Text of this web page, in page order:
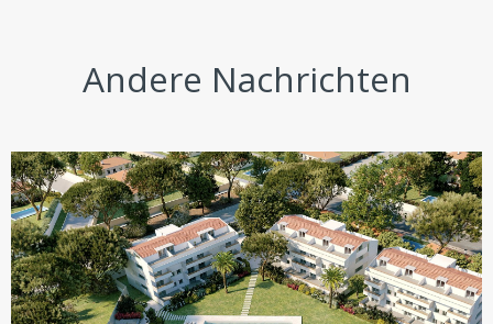
Andere Nachrichten